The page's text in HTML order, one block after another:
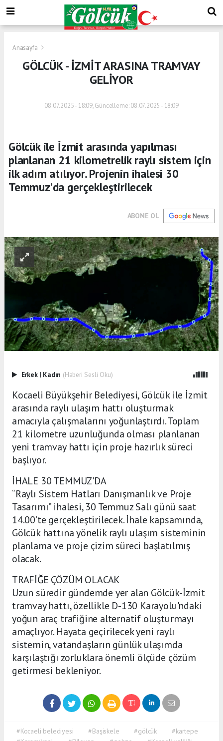
Anasayfa
GÖLCÜK - İZMİT ARASINA TRAMVAY
GELİYOR
08.07.2025 - 18:09, Güncelleme: 08.07.2025 - 18:09
Gölcük ile İzmit arasında yapılması
planlanan 21 kilometrelik raylı sistem için
ilk adım atılıyor. Projenin ihalesi 30
Temmuz’da gerçekleştirilecek
ABONE OL
Erkek | Kadın (Haberi Sesli Oku)
Kocaeli Büyükşehir Belediyesi, Gölcük ile İzmit
arasında raylı ulaşım hattı oluşturmak
amacıyla çalışmalarını yoğunlaştırdı. Toplam
21 kilometre uzunluğunda olması planlanan
yeni tramvay hattı için proje hazırlık süreci
başlıyor.
İHALE 30 TEMMUZ'DA
“Raylı Sistem Hatları Danışmanlık ve Proje
Tasarımı” ihalesi, 30 Temmuz Salı günü saat
14.00’te gerçekleştirilecek. İhale kapsamında,
Gölcük hattına yönelik raylı ulaşım sisteminin
planlama ve proje çizim süreci başlatılmış
olacak.
TRAFİĞE ÇÖZÜM OLACAK
Uzun süredir gündemde yer alan Gölcük-İzmit
tramvay hattı, özellikle D-130 Karayolu'ndaki
yoğun araç trafiğine alternatif oluşturmayı
amaçlıyor. Hayata geçirilecek yeni raylı
sistemin, vatandaşların günlük ulaşımda
karşılaştığı zorluklara önemli ölçüde çözüm
getirmesi bekleniyor.
#Kocaeli belediyesi #Başiskele #gölcük
#kartepe